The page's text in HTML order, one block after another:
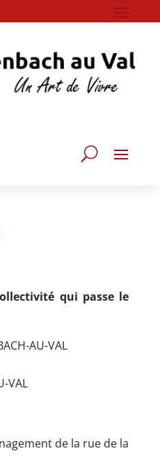
qui passe le
AU-VAL
VAL
de la rue de la